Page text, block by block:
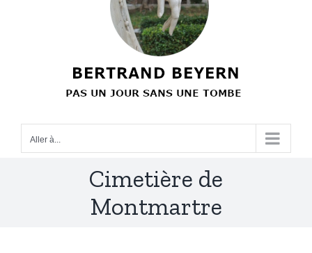
Aller à...
Cimetière de
Montmartre